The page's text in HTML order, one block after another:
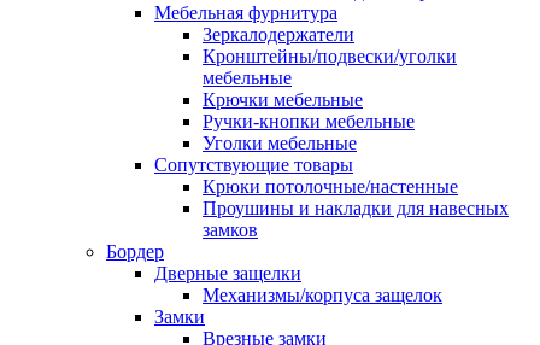
Мебельная фурнитура
Зеркалодержатели
Кронштейны/подвески/уголки
мебельные
Крючки мебельные
Ручки-кнопки мебельные
Уголки мебельные
Сопутствующие товары
Крюки потолочные/настенные
Проушины и накладки для навесных
замков
Бордер
Дверные защелки
Механизмы/корпуса защелок
Замки
Врезные замки